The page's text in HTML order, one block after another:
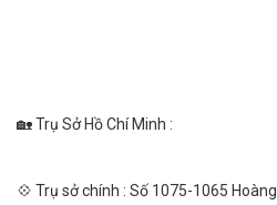
🏡 Trụ Sở Hồ Chí Minh :
💠 Trụ sở chính : Số 1075-1065 Hoàng